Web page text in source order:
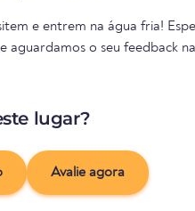
e entrem na água fria!
aguardamos o seu feedback
lugar?
Avalie agora